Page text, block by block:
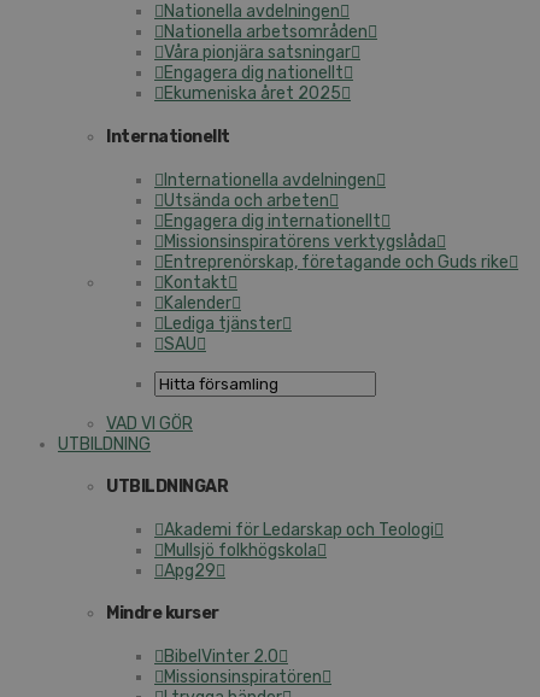
Nationella avdelningen
Nationella arbetsområden
Våra pionjära satsningar
Engagera dig nationellt
Ekumeniska året 2025
Internationellt
Internationella avdelningen
Utsända och arbeten
Engagera dig internationellt
Missionsinspiratörens verktygslåda
Entreprenörskap, företagande och Guds rike
Kontakt
Kalender
Lediga tjänster
SAU
VAD VI GÖR
UTBILDNING
UTBILDNINGAR
Akademi för Ledarskap och Teologi
Mullsjö folkhögskola
Apg29
Mindre kurser
BibelVinter 2.0
Missionsinspiratören